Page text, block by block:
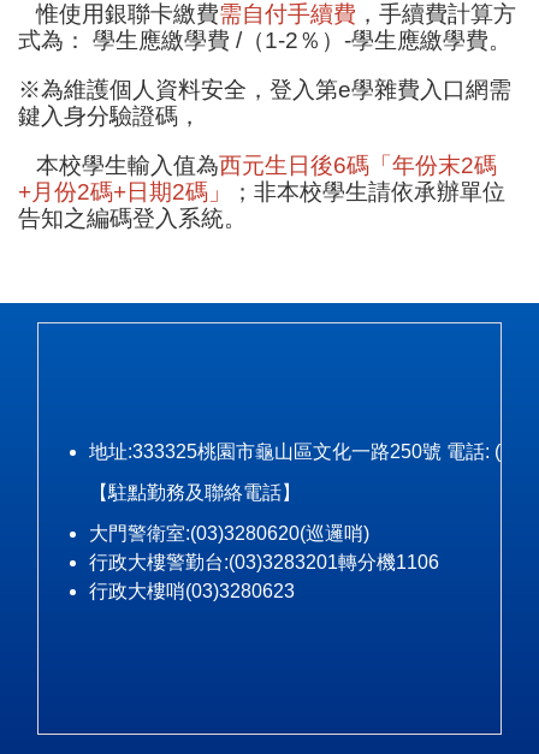
惟使用銀聯卡繳費需自付手續費 ，手續費計算方
式為： 學生應繳學費 /（1-2％）-學生應繳學費。
※為維護個人資料安全，登入第e學雜費入口網需
鍵入身分驗證碼，
本校學生輸入值為西元生日後6碼「年份末2碼
+月份2碼+日期2碼」
；非本校學生請依承辦單位
告知之編碼登入系統。
地址:333325桃園市龜山區文化一路250號 電話:
【駐點勤務及聯絡電話】
大門警衛室:(03)3280620(巡邏哨)
行政大樓警勤台:(03)3283201轉分機1106
行政大樓哨(03)3280623